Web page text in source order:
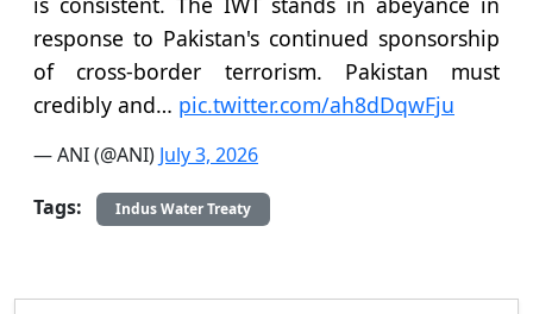
response to Pakistan's continued sponsorship
of cross-border terrorism. Pakistan must
credibly and… pic.twitter.com/ah8dDqwFju
— ANI (@ANI) July 3, 2026
Tags:
Indus Water Treaty